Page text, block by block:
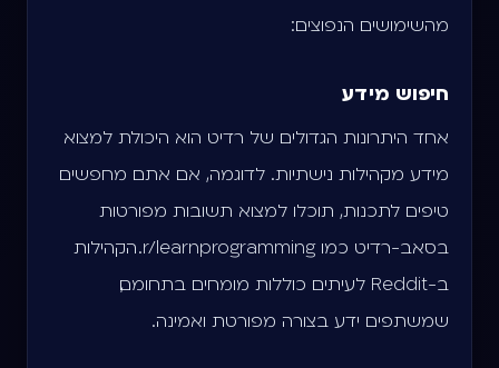
מהשימושים הנפוצים:
חיפוש מידע
אחד היתרונות הגדולים של רדיט הוא היכולת למצוא
מידע מקהילות נישתיות. לדוגמה, אם אתם מחפשים
טיפים לתכנות, תוכלו למצוא תשובות מפורטות
בסאב-רדיט כמו r/learnprogramming. הקהילות
ב-Reddit לעיתים כוללות מומחים בתחומם,
שמשתפים ידע בצורה מפורטת ואמינה.